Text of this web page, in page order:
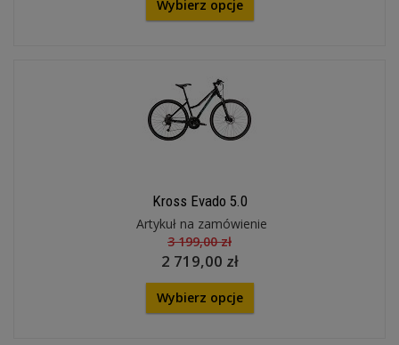
Wybierz opcje
Kross Evado 5.0
Artykuł na zamówienie
3 199,00 zł
2 719,00 zł
Wybierz opcje